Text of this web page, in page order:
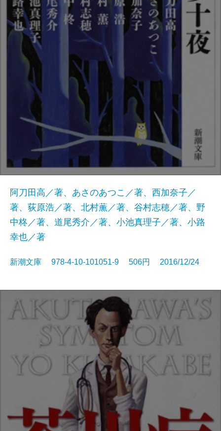
阿刀田高／著、あさのあつこ／著、西加奈子／
著、荻原浩／著、北村薫／著、谷村志穂／著、野
中柊／著、道尾秀介／著、小池真理子／著、小路
幸也／著
新潮文庫 978-4-10-101051-9 506円 2016/12/24